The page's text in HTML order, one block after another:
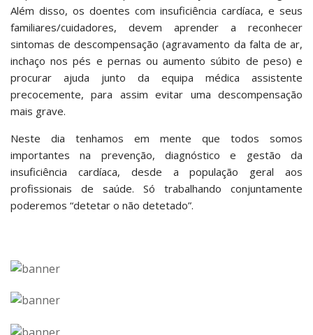
Além disso, os doentes com insuficiência cardíaca, e seus
familiares/cuidadores, devem aprender a reconhecer
sintomas de descompensação (agravamento da falta de ar,
inchaço nos pés e pernas ou aumento súbito de peso) e
procurar ajuda junto da equipa médica assistente
precocemente, para assim evitar uma descompensação
mais grave.
Neste dia tenhamos em mente que todos somos
importantes na prevenção, diagnóstico e gestão da
insuficiência cardíaca, desde a população geral aos
profissionais de saúde. Só trabalhando conjuntamente
poderemos “detetar o não detetado”.